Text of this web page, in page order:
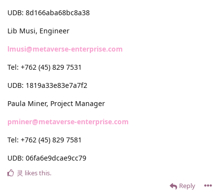
UDB: 8d166aba68bc8a38
Lib Musi, Engineer
lmusi@metaverse-enterprise.com
Tel: +762 (45) 829 7531
UDB: 1819a33e83e7a7f2
Paula Miner, Project Manager
pminer@metaverse-enterprise.com
Tel: +762 (45) 829 7581
UDB: 06fa6e9dcae9cc79
Reply
灵 likes this.